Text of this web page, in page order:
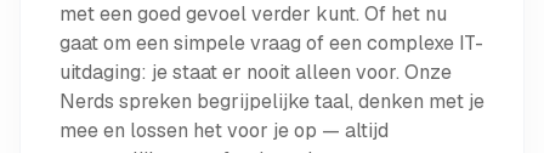
met een goed gevoel verder kunt. Of het nu
gaat om een simpele vraag of een complexe IT-
uitdaging: je staat er nooit alleen voor. Onze
Nerds spreken begrijpelijke taal, denken met je
mee en lossen het voor je op — altijd